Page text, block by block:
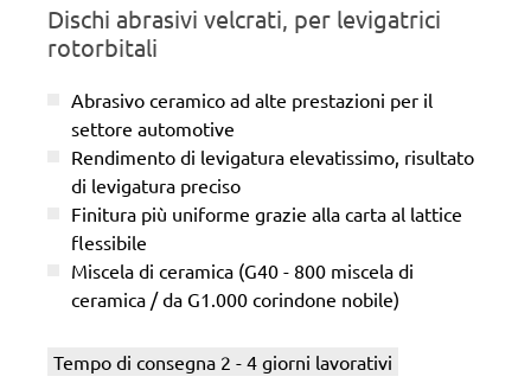
Dischi abrasivi velcrati, per levigatrici
rotorbitali
Abrasivo ceramico ad alte prestazioni per il
settore automotive
Rendimento di levigatura elevatissimo, risultato
di levigatura preciso
Finitura più uniforme grazie alla carta al lattice
flessibile
Miscela di ceramica (G40 - 800 miscela di
ceramica / da G1.000 corindone nobile)
Tempo di consegna 2 - 4 giorni lavorativi